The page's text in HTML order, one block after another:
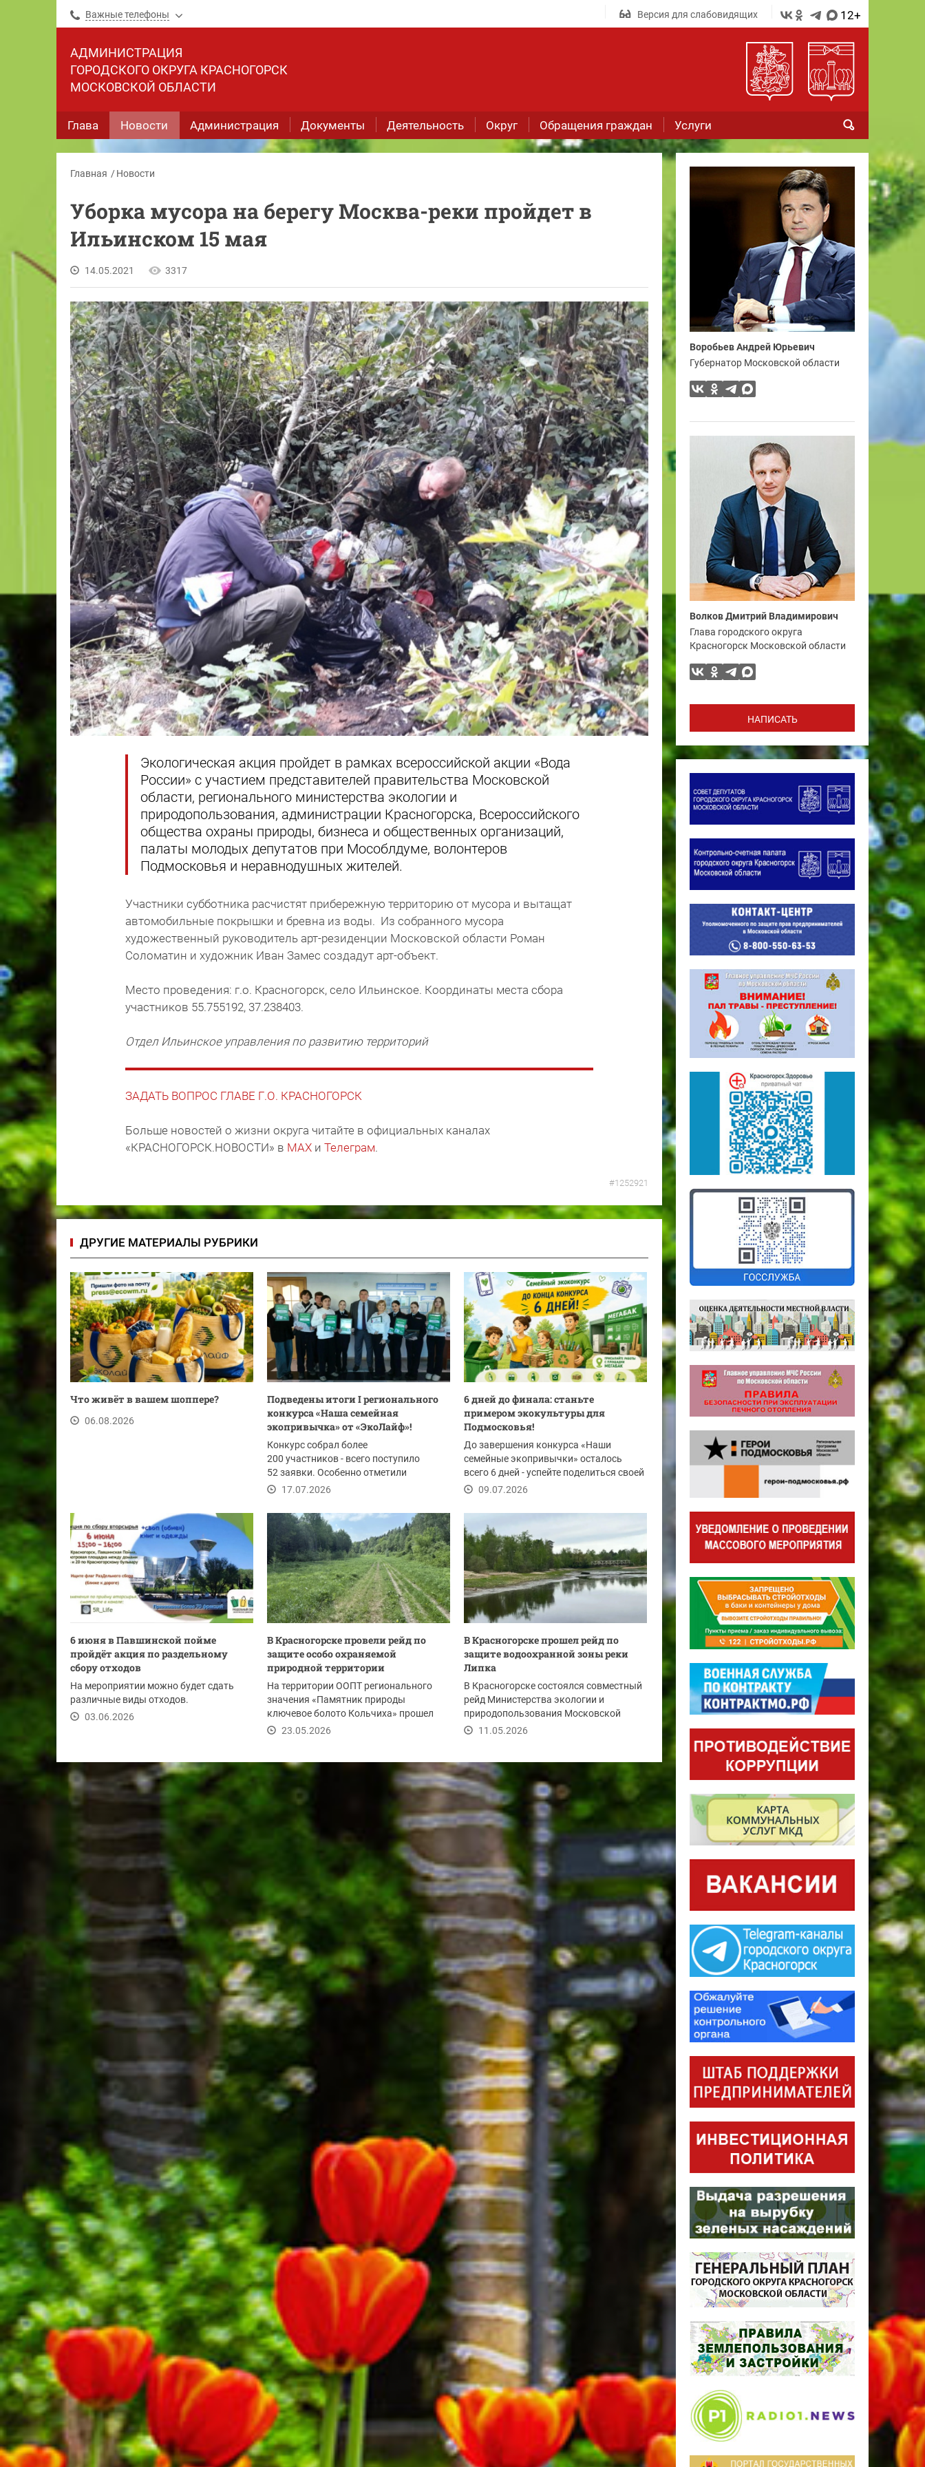
Важные телефоны Версия для слабовидящих 12+
АДМИНИСТРАЦИЯ
ГОРОДСКОГО ОКРУГА КРАСНОГОРСК
МОСКОВСКОЙ ОБЛАСТИ
Глава Новости Администрация Документы Деятельность Округ Обращения граждан Услуги
Главная Новости
Уборка мусора на берегу Москва-реки пройдет в
Ильинском 15 мая
14.05.2021 3317
Экологическая акция пройдет в рамках всероссийской акции «Вода
России» с участием представителей правительства Московской
области, регионального министерства экологии и
природопользования, администрации Красногорска, Всероссийского
общества охраны природы, бизнеса и общественных организаций,
палаты молодых депутатов при Мособлдуме, волонтеров
Подмосковья и неравнодушных жителей.
Участники субботника расчистят прибережную территорию от мусора и вытащат
автомобильные покрышки и бревна из воды. Из собранного мусора
художественный руководитель арт-резиденции Московской области Роман
Соломатин и художник Иван Замес создадут арт-объект.
Место проведения: г.о. Красногорск, село Ильинское. Координаты места сбора
участников 55.755192, 37.238403.
Отдел Ильинское управления по развитию территорий
ЗАДАТЬ ВОПРОС ГЛАВЕ Г.О. КРАСНОГОРСК
Больше новостей о жизни округа читайте в официальных каналах
«КРАСНОГОРСК.НОВОСТИ» в MAX и Телеграм.
#1252921
ДРУГИЕ МАТЕРИАЛЫ РУБРИКИ
Что живёт в вашем шоппере?
06.08.2026
Подведены итоги I регионального
конкурса «Наша семейная
экопривычка» от «ЭкоЛайф»!
Конкурс собрал более
200 участников - всего поступило
52 заявки. Особенно отметили
активность жителей Красногорска,...
17.07.2026
6 дней до финала: станьте
примером экокультуры для
Подмосковья!
До завершения конкурса «Наши
семейные экопривычки» осталось
всего 6 дней - успейте поделиться своей
доброй историей!
09.07.2026
6 июня в Павшинской пойме
пройдёт акция по раздельному
сбору отходов
На мероприятии можно будет сдать
различные виды отходов.
03.06.2026
В Красногорске провели рейд по
защите особо охраняемой
природной территории
На территории ООПТ регионального
значения «Памятник природы
ключевое болото Кольчиха» прошел
совместный рейд...
23.05.2026
В Красногорске прошел рейд по
защите водоохранной зоны реки
Липка
В Красногорске состоялся совместный
рейд Министерства экологии и
природопользования Московской
области и Ильинского...
11.05.2026
Воробьев Андрей Юрьевич
Губернатор Московской области
Волков Дмитрий Владимирович
Глава городского округа
Красногорск Московской области
НАПИСАТЬ